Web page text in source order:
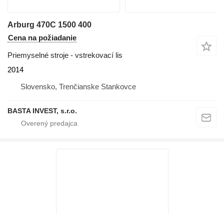
Arburg 470C 1500 400
Cena na požiadanie
Priemyselné stroje - vstrekovací lis
2014
Slovensko, Trenčianske Stankovce
BASTA INVEST, s.r.o.